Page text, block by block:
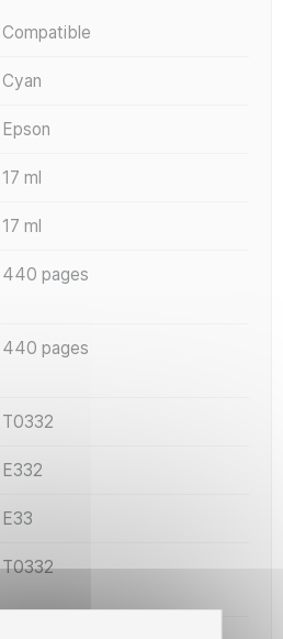
Compatible
Cyan
Epson
17 ml
17 ml
440 pages
440 pages
T0332
E332
E33
T0332